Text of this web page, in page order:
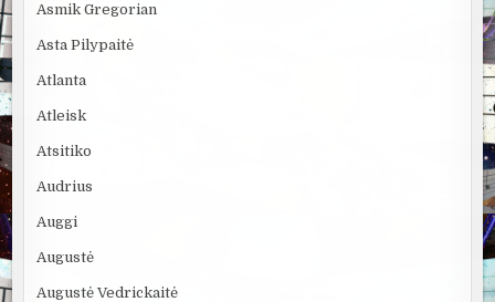
Asmik Gregorian
Asta Pilypaitė
Atlanta
Atleisk
Atsitiko
Audrius
Auggi
Augustė
Augustė Vedrickaitė